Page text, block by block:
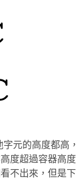
元的高度都高
度超過容器高
不出來，但是